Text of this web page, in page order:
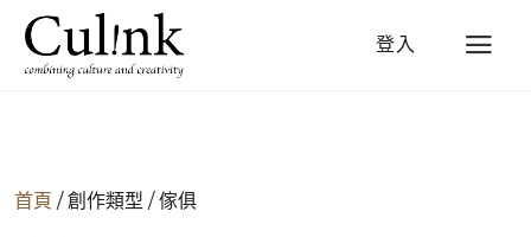
登入
首頁 / 創作類型 / 傢俱